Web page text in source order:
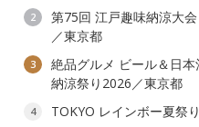
2
第75回 江戸趣味納涼大
／東京都
3
絶品グルメ ビール＆日
納涼祭り2026／東京都
4 TOKYO レインボー夏祭